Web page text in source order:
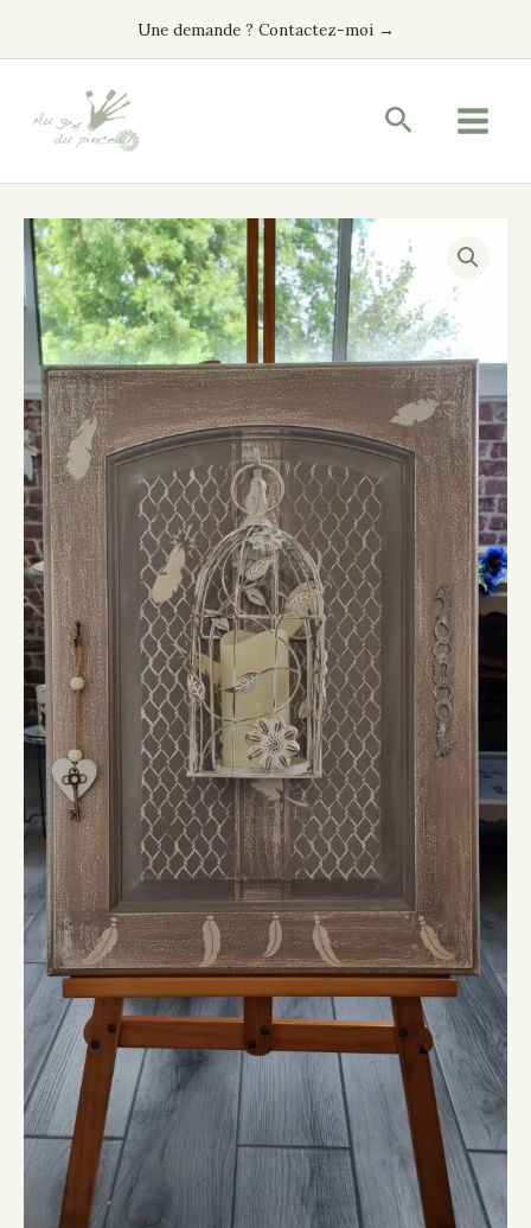
Une demande ? Contactez-moi →